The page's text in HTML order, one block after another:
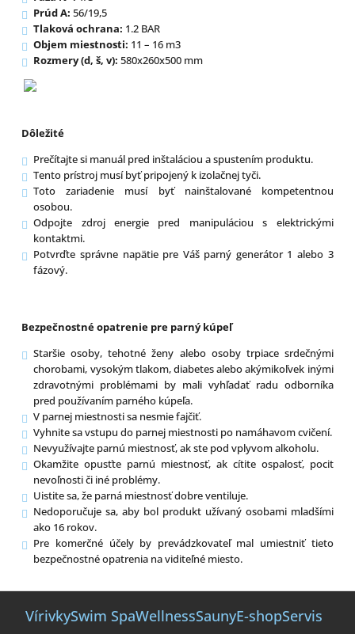
Prúd A:56/19,5
Tlaková ochrana: 1.2 BAR
Objem miestnosti: 11 – 16 m3
Rozmery (d, š, v): 580x260x500 mm
Dôležité
Prečítajte si manuál pred inštaláciou a spustením produktu.
Tento prístroj musí byť pripojený k izolačnej tyči.
Toto zariadenie musí byť nainštalované kompetentnou
osobou.
Odpojte zdroj energie pred manipuláciou s elektrickými
kontaktmi.
Potvrďte správne napätie pre Váš parný generátor 1 alebo 3
fázový.
Bezpečnostné opatrenie pre parný kúpeľ
Staršie osoby, tehotné ženy alebo osoby trpiace srdečnými
chorobami, vysokým tlakom, diabetes alebo akýmikoľvek inými
zdravotnými problémami by mali vyhľadať radu odborníka
pred používaním parného kúpeľa.
V parnej miestnosti sa nesmie fajčiť.
Vyhnite sa vstupu do parnej miestnosti po namáhavom cvičení.
Nevyužívajte parnú miestnosť, ak ste pod vplyvom alkoholu.
Okamžite opusťte parnú miestnosť, ak cítite ospalosť, pocit
nevoľnosti či iné problémy.
Uistite sa, že parná miestnosť dobre ventiluje.
Nedoporučuje sa, aby bol produkt užívaný osobami mladšími
ako 16 rokov.
Pre komerčné účely by prevádzkovateľ mal umiestniť tieto
bezpečnostné opatrenia na viditeľné miesto.
VírivkySwim SpaWellnessSaunyE-shopServis